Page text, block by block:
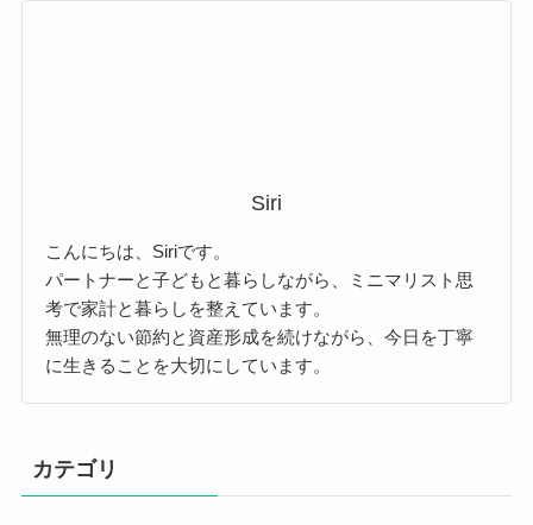
Siri
こんにちは、Siriです。
パートナーと子どもと暮らしながら、ミニマリスト思
考で家計と暮らしを整えています。
無理のない節約と資産形成を続けながら、今日を丁寧
に生きることを大切にしています。
カテゴリ